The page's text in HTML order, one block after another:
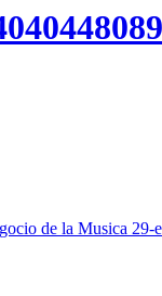
de la Musica 29-